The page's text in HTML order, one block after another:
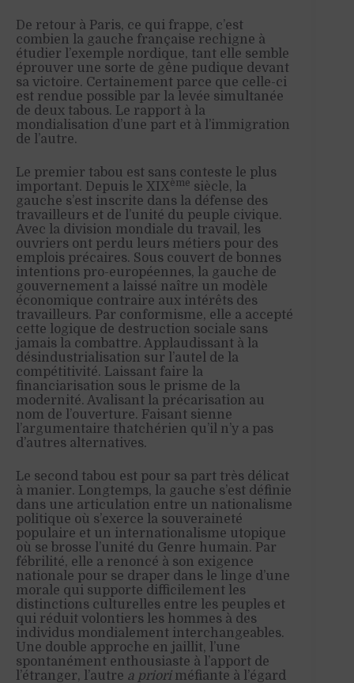
De retour à Paris, ce qui frappe, c’est
combien la gauche française rechigne à
étudier l’exemple nordique, tant elle semble
éprouver une sorte de gêne pudique devant
sa victoire. Certainement parce que celle-ci
est rendue possible par la levée simultanée
de deux tabous. Le rapport à la
mondialisation d’une part et à l’immigration
de l’autre.
Le premier tabou est sans conteste le plus
important. Depuis le XIXème siècle, la
gauche s’est inscrite dans la défense des
travailleurs et de l’unité du peuple civique.
Avec la division mondiale du travail, les
ouvriers ont perdu leurs métiers pour des
emplois précaires. Sous couvert de bonnes
intentions pro-européennes, la gauche de
gouvernement a laissé naître un modèle
économique contraire aux intérêts des
travailleurs. Par conformisme, elle a accepté
cette logique de destruction sociale sans
jamais la combattre. Applaudissant à la
désindustrialisation sur l’autel de la
compétitivité. Laissant faire la
financiarisation sous le prisme de la
modernité. Avalisant la précarisation au
nom de l’ouverture. Faisant sienne
l’argumentaire thatchérien qu’il n’y a pas
d’autres alternatives.
Le second tabou est pour sa part très délicat
à manier. Longtemps, la gauche s’est définie
dans une articulation entre un nationalisme
politique où s’exerce la souveraineté
populaire et un internationalisme utopique
où se brosse l’unité du Genre humain. Par
fébrilité, elle a renoncé à son exigence
nationale pour se draper dans le linge d’une
morale qui supporte difficilement les
distinctions culturelles entre les peuples et
qui réduit volontiers les hommes à des
individus mondialement interchangeables.
Une double approche en jaillit, l’une
spontanément enthousiaste à l’apport de
l’étranger, l’autre a prioriméfiante à l’égard